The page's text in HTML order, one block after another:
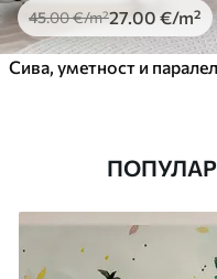
45.00€/m²27.00 €/m²
Сива, уметност и